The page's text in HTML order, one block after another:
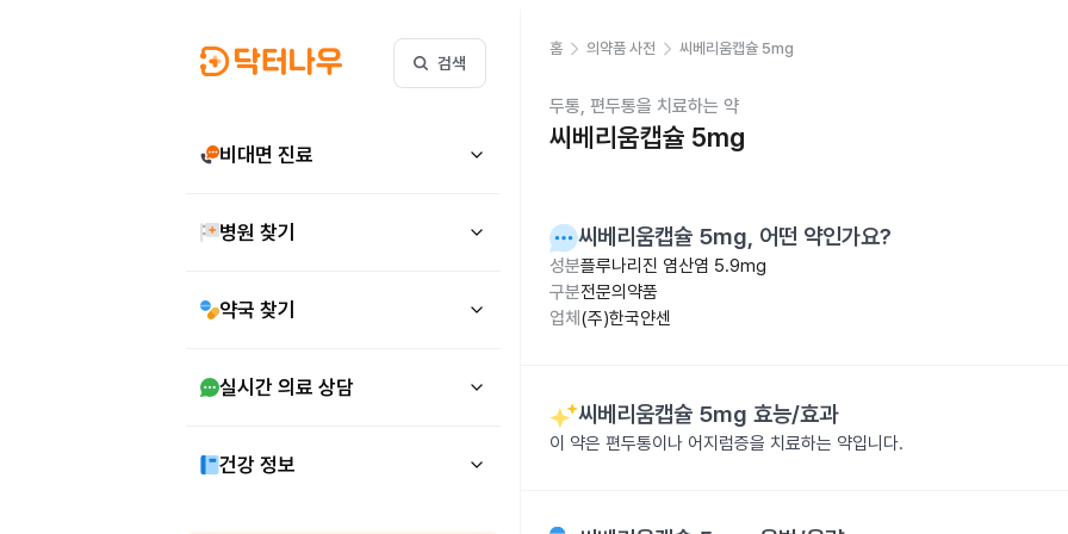
검색
비대면 진료
병원 찾기
약국 찾기
실시간 의료 상담
건강 정보
홈 의약품 사전 씨베리움캡슐 5mg
두통, 편두통을 치료하는 약
씨베리움캡슐 5mg
씨베리움캡슐 5mg, 어떤 약인가요?
성분플루나리진 염산염 5.9mg
구분전문의약품
업체 (주)한국얀센
씨베리움캡슐 5mg 효능/효과
이 약은 편두통이나 어지럼증을 치료하는 약입니다.